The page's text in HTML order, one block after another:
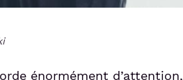
énormément d’attention,